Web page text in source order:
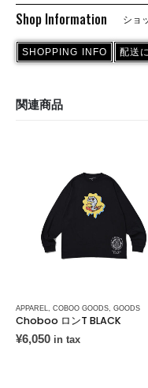
Shop Information ショ
SHOPPING INFO 配送
関連商品
APPAREL, COBOO GOODS, GOODS
Choboo ロンT BLACK
¥6,050 in tax